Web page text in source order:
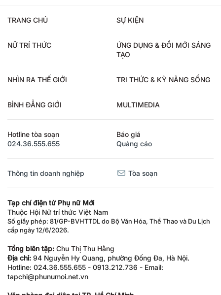
TRANG CHỦ SỰ KIỆN
NỮ TRÍ THỨC
ỨNG DỤNG & ĐỔI MỚI SÁNG
TẠO
NHÌN RA THẾ GIỚI TRI THỨC & KỸ NĂNG SỐNG
BÌNH ĐẲNG GIỚI MULTIMEDIA
Hotline tòa soạn
024.36.555.655
Báo giá
Quảng cáo
Thông tin doanh nghiệp Tòa soạn
Tạp chí điện tử Phụ nữ Mới
Thuộc Hội Nữ trí thức Việt Nam
Số giấy phép: 81/GP-BVHTTDL do Bộ Văn Hóa, Thể Thao và Du Lịch
cấp ngày 12/6/2026.
Tổng biên tập: Chu Thị Thu Hằng
Địa chỉ: 94 Nguyễn Hy Quang, phường Đống Đa, Hà Nội.
Hotline: 024.36.555.655 - 0913.212.736 - Email:
tapchi@phunumoi.net.vn